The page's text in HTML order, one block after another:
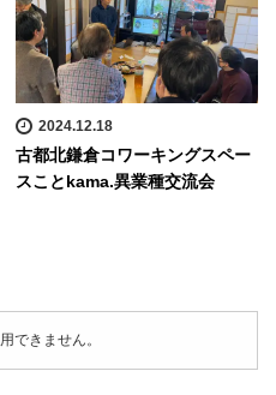
2024.12.18
古都北鎌倉コワーキングスペー
スことkama.異業種交流会
できません。